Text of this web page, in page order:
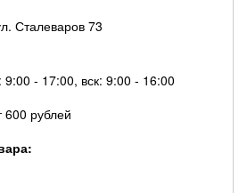
Сталеваров 73
- 17:00, вск: 9:00 - 16:00
600 рублей